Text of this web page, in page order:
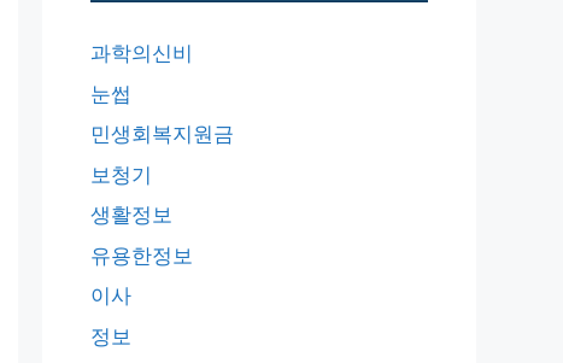
과학의신비
눈썹
민생회복지원금
보청기
생활정보
유용한정보
이사
정보